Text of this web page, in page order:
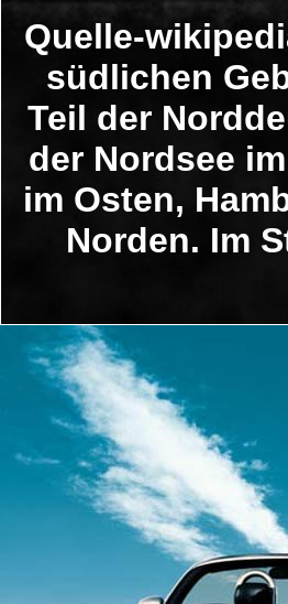
Quelle-
südlichen
Teil der
der Nordsee
im Osten,
Norden. Im